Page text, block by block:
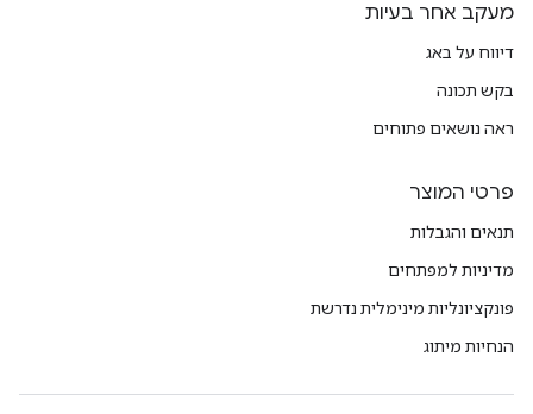
מעקב אחר בעיות
דיווח על באג
בקש תכונה
ראה נושאים פתוחים
פרטי המוצר
תנאים והגבלות
מדיניות למפתחים
פונקציונליות מינימלית נדרשת
הנחיות מיתוג